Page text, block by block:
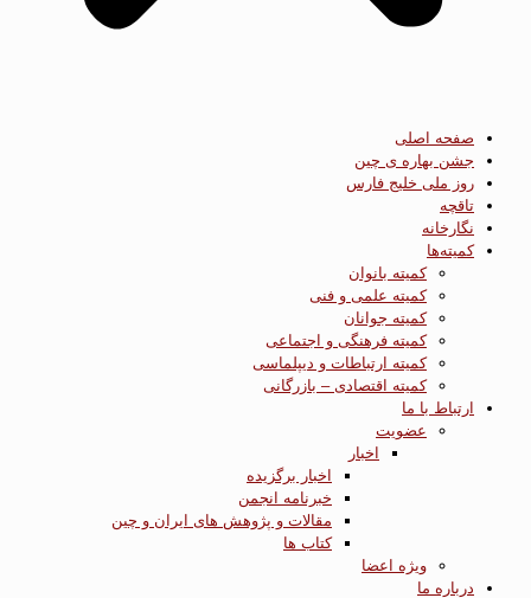
صفحه اصلی
جشن بهاره ی چین
روز ملی خلیج فارس
تاقچه
نگارخانه
کمیته‌ها
کمیته بانوان
کمیته علمی و فنی
کمیته جوانان
کمیته فرهنگی و اجتماعی
کمیته ارتباطات و دیپلماسی
کمیته اقتصادی – بازرگانی
ارتباط با ما
عضویت
اخبار
اخبار برگزیده
خبرنامه انجمن
مقالات و پژوهش های ایران و چین
کتاب ها
ویژه اعضا
درباره ما